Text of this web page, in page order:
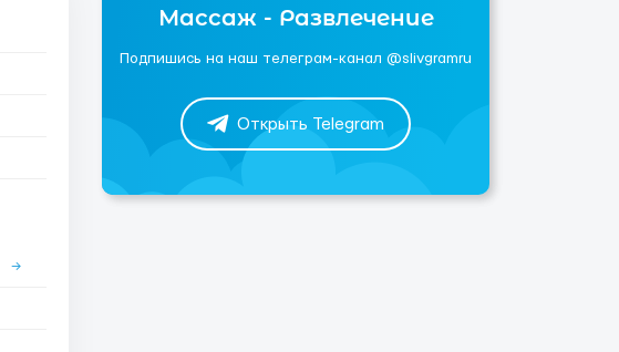
→
Массаж - Развлечение
Подпишись на наш телеграм-канал @slivgramru
Открыть Telegram